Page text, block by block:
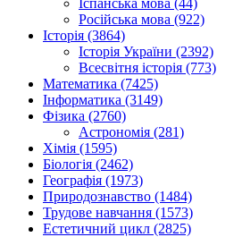
Іспанська мова (44)
Російська мова (922)
Історія (3864)
Історія України (2392)
Всесвітня історія (773)
Математика (7425)
Інформатика (3149)
Фізика (2760)
Астрономія (281)
Хімія (1595)
Біологія (2462)
Географія (1973)
Природознавство (1484)
Трудове навчання (1573)
Естетичний цикл (2825)